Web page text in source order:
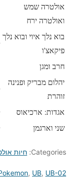
אולטרה שמש
ואולטרה ירח
בוא נלך איוי ובוא נלך
פיקאצ'ו
חרב ומגן
יהלום מבריק ופנינה
זוהרת
אגדות: ארכיאוס
שני וארגמן
Categories: חיות
, UB, UB-02